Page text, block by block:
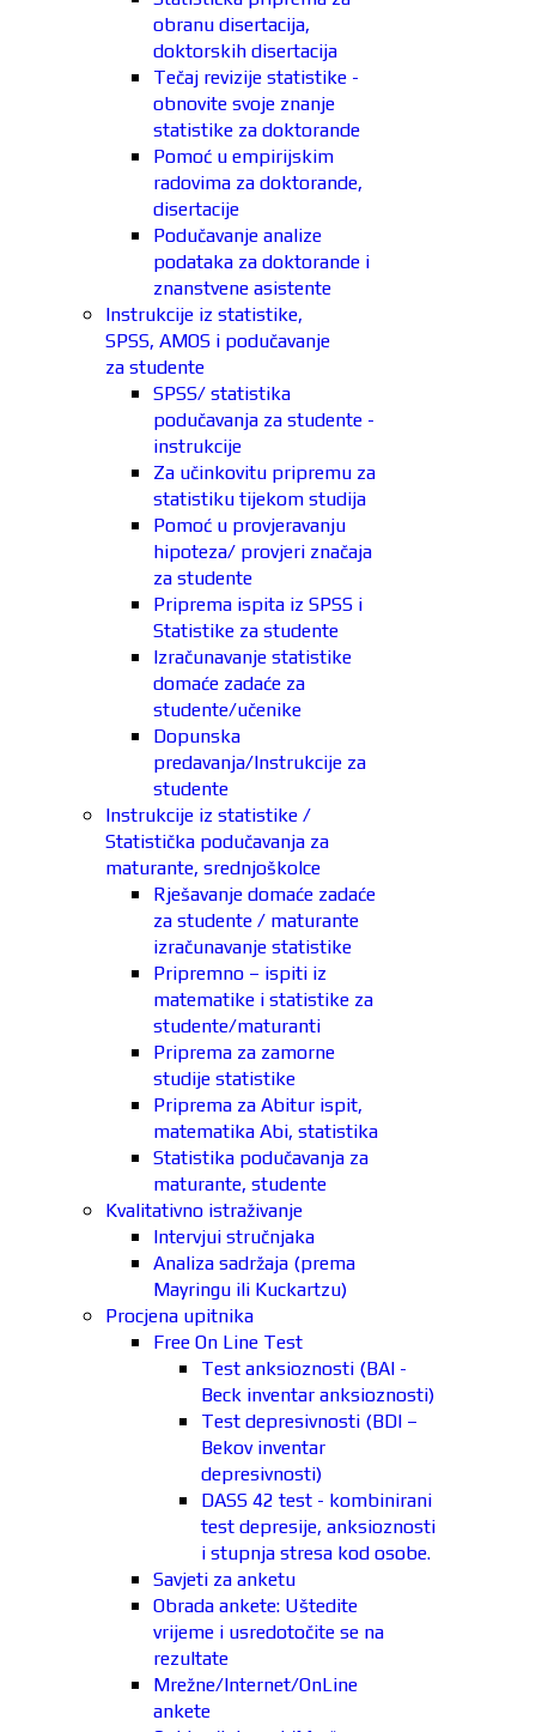
obranu disertacija,
doktorskih disertacija
Tečaj revizije statistike -
obnovite svoje znanje
statistike za doktorande
Pomoć u empirijskim
radovima za doktorande,
disertacije
Podučavanje analize
podataka za doktorande i
znanstvene asistente
Instrukcije iz statistike,
SPSS, AMOS i podučavanje
za studente
SPSS/ statistika
podučavanja za studente -
instrukcije
Za učinkovitu pripremu za
statistiku tijekom studija
Pomoć u provjeravanju
hipoteza/ provjeri značaja
za studente
Priprema ispita iz SPSS i
Statistike za studente
Izračunavanje statistike
domaće zadaće za
studente/učenike
Dopunska
predavanja/Instrukcije za
studente
Instrukcije iz statistike /
Statistička podučavanja za
maturante, srednjoškolce
Rješavanje domaće zadaće
za studente / maturante
izračunavanje statistike
Pripremno – ispiti iz
matematike i statistike za
studente/maturanti
Priprema za zamorne
studije statistike
Priprema za Abitur ispit,
matematika Abi, statistika
Statistika podučavanja za
maturante, studente
Kvalitativno istraživanje
Intervjui stručnjaka
Analiza sadržaja (prema
Mayringu ili Kuckartzu)
Procjena upitnika
Free On Line Test
Test anksioznosti (BAI -
Beck inventar anksioznosti)
Test depresivnosti (BDI –
Bekov inventar
depresivnosti)
DASS 42 test - kombinirani
test depresije, anksioznosti
i stupnja stresa kod osobe.
Savjeti za anketu
Obrada ankete: Uštedite
vrijeme i usredotočite se na
rezultate
Mrežne/Internet/OnLine
ankete